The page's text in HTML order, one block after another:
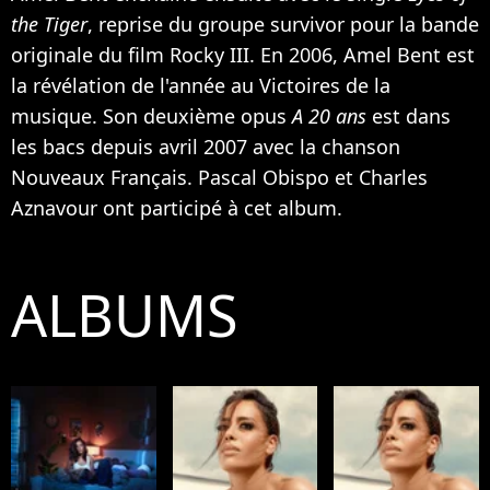
the Tiger, reprise du groupe survivor pour la bande
originale du film Rocky III. En 2006, Amel Bent est
la révélation de l'année au Victoires de la
musique. Son deuxième opusA 20 ans est dans
les bacs depuis avril 2007 avec la chanson
Nouveaux Français. Pascal Obispo et Charles
Aznavour ont participé à cet album.
ALBUMS